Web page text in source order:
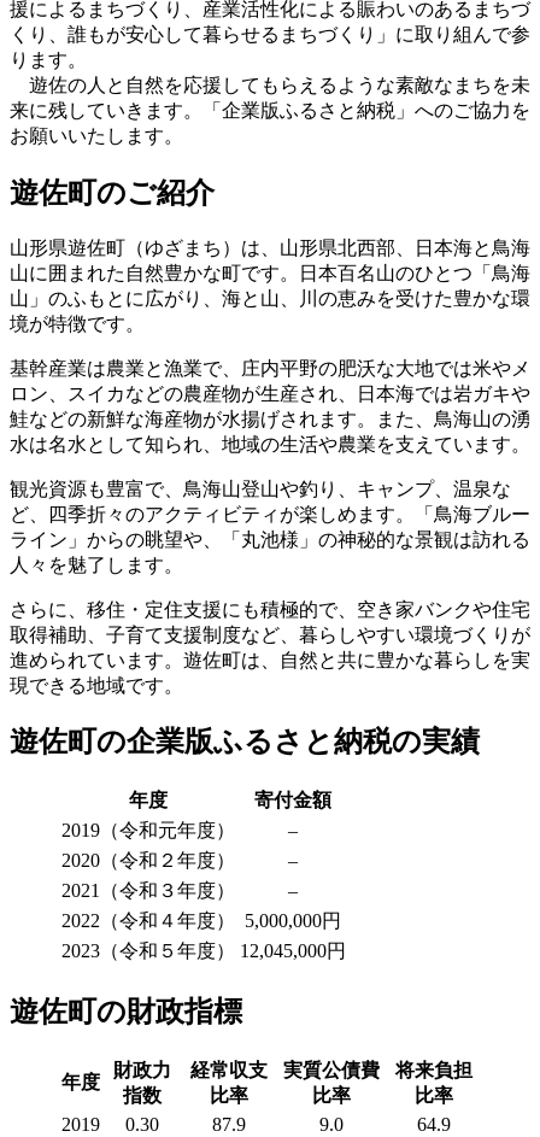
援によるまちづくり、産業活性化による賑わいのあるまちづ
くり、誰もが安心して暮らせるまちづくり」に取り組んで参
ります。
遊佐の人と自然を応援してもらえるような素敵なまちを未
来に残していきます。「企業版ふるさと納税」へのご協力を
お願いいたします。
遊佐町のご紹介
山形県遊佐町（ゆざまち）は、山形県北西部、日本海と鳥海
山に囲まれた自然豊かな町です。日本百名山のひとつ「鳥海
山」のふもとに広がり、海と山、川の恵みを受けた豊かな環
境が特徴です。
基幹産業は農業と漁業で、庄内平野の肥沃な大地では米やメ
ロン、スイカなどの農産物が生産され、日本海では岩ガキや
鮭などの新鮮な海産物が水揚げされます。また、鳥海山の湧
水は名水として知られ、地域の生活や農業を支えています。
観光資源も豊富で、鳥海山登山や釣り、キャンプ、温泉な
ど、四季折々のアクティビティが楽しめます。「鳥海ブルー
ライン」からの眺望や、「丸池様」の神秘的な景観は訪れる
人々を魅了します。
さらに、移住・定住支援にも積極的で、空き家バンクや住宅
取得補助、子育て支援制度など、暮らしやすい環境づくりが
進められています。遊佐町は、自然と共に豊かな暮らしを実
現できる地域です。
遊佐町の企業版ふるさと納税の実績
年度
寄付金額
2019（令和元年度）
–
2020（令和２年度）
–
2021（令和３年度）
–
2022（令和４年度）
5,000,000円
2023（令和５年度）
12,045,000円
遊佐町の財政指標
年度
財政力
指数
経常収支
比率
実質公債費
比率
将来負担
比率
2019
0.30 87.9 9.0
64.9